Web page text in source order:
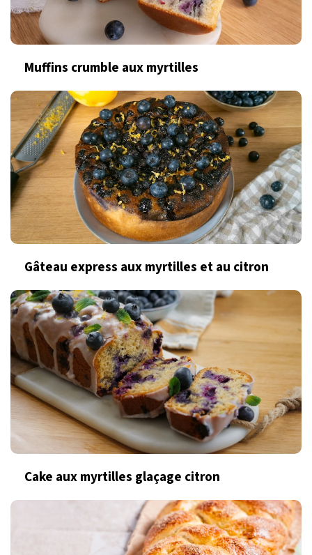
Muffins crumble aux myrtilles
Gâteau express aux myrtilles et au citron
Cake aux myrtilles glaçage citron